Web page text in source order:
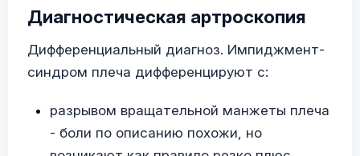
Диагностическая артроскопия
Дифференциальный диагноз. Импиджмент-
синдром плеча дифференцируют с:
разрывом вращательной манжеты плеча
- боли по описанию похожи, но